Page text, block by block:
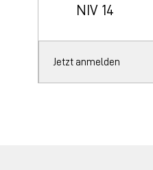
NIV 14
Jetzt anmelden